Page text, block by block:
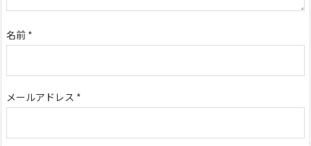
名前 *
メールアドレス *